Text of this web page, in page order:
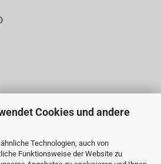
Cookies und andere
Technologien, auch von
Funktionsweise der Website zu